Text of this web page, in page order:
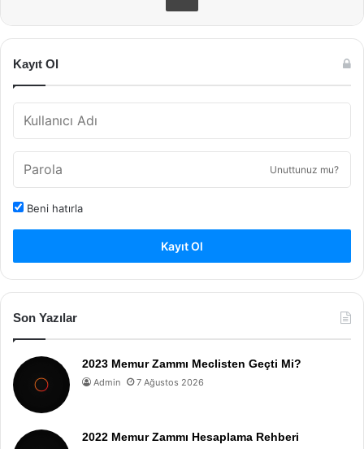
Kayıt Ol
Unuttunuz mu?
Beni hatırla
Kayıt Ol
Son Yazılar
2023 Memur Zammı Meclisten Geçti Mi?
Admin 7 Ağustos 2026
2022 Memur Zammı Hesaplama Rehberi